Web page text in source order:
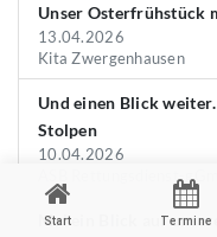
Unser Osterfrühstück
13.04.2026
Kita Zwergenhausen
Und einen Blick
Stolpen
10.04.2026
ASB Rettungsdienst-
Mal ein Blick auf
Start Termine